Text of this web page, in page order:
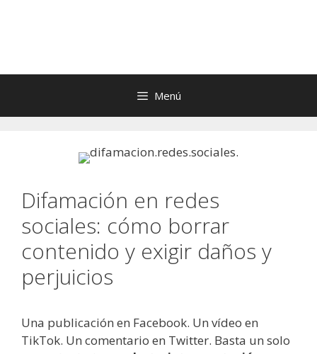
Menú
Difamación en redes
sociales: cómo borrar
contenido y exigir daños y
perjuicios
Una publicación en Facebook. Un vídeo en
TikTok. Un comentario en Twitter. Basta un solo